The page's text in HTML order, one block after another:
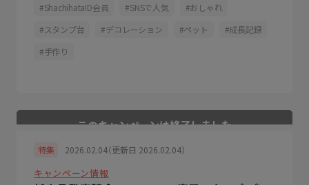
ShachihataID会員 SNSで人気
おしゃれ
スタンプ台
デコレーション ペット
成長記録
手作り
特集 2026.02.04（更新日 2026.02.04）
キャンペーン情報